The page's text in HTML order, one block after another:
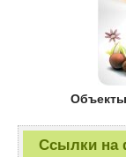
Ссылки на